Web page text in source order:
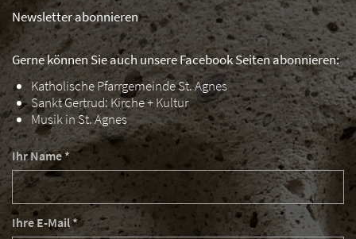
Ihr Name *
Ihre E-Mail *
Newsletter abonnieren
Gerne können Sie auch unsere Facebook Seiten abonnieren:
Katholische Pfarrgemeinde St. Agnes
Sankt Gertrud: Kirche + Kultur
Musik in St. Agnes